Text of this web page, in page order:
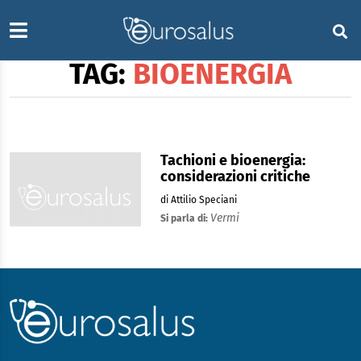
TAG: BIOENERGIA
Tachioni e bioenergia:
considerazioni critiche
di Attilio Speciani
Si parla di: Vermi